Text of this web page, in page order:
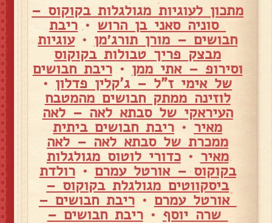
מתכון לעוגיות מגולגלות בקוקוס –
סוניה סאני בן הרוש • ריבת
חבושים – מורן תורג׳מן •עוגיות
מבצק פריך טבולות בקוקוס
וסירופ – אתי ממן •ריבת חבושים
של אימי ז"ל – ג'קלין פדלון •
לוזינה ממתק חבושים מהמטבח
העיראקי של סבתא לאה – לאה
מאיר • ריבת חבושים ביתית
ממכרת של סבתא לאה – לאה
מאיר •כדורי לוטוס מגולגלות
בקוקוס – אורטל עמרם •רולדת
ביסקווטים מגולגלת בקוקוס –
אורטל עמרם •ריבת חבושים –
שרה יוסף •ריבת חבושים –